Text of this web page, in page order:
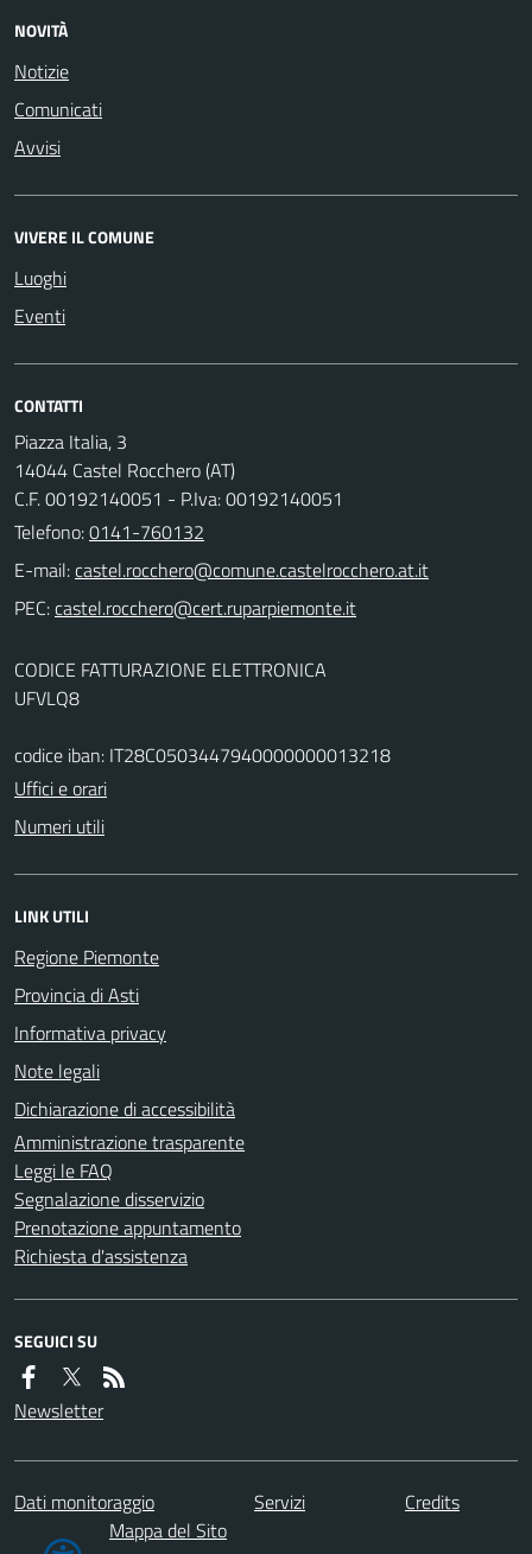
NOVITÀ
Notizie
Comunicati
Avvisi
VIVERE IL COMUNE
Luoghi
Eventi
CONTATTI
Piazza Italia, 3
14044 Castel Rocchero (AT)
C.F. 00192140051 - P.Iva: 00192140051
Telefono:0141-760132
E-mail:
PEC:
CODICE FATTURAZIONE ELETTRONICA
UFVLQ8
codice iban: IT28C0503447940000000013218
Uffici e orari
Numeri utili
LINK UTILI
Regione Piemonte
Provincia di Asti
Informativa privacy
Note legali
Dichiarazione di accessibilità
Amministrazione trasparente
Leggi le FAQ
Segnalazione disservizio
Prenotazione appuntamento
Richiesta d'assistenza
SEGUICI SU
Newsletter
Dati monitoraggio Servizi
Credits
Mappa del Sito